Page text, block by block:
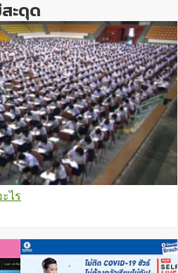
ะดุด
ไร